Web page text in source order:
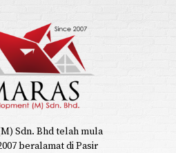
Sdn. Bhd telah mula
beralamat di Pasir